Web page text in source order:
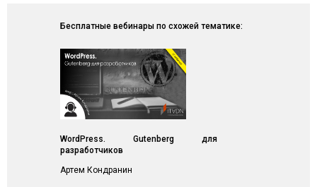
Бесплатные вебинары по схожей тематике:
WordPress. Gutenberg для
разработчиков
Артем Кондранин